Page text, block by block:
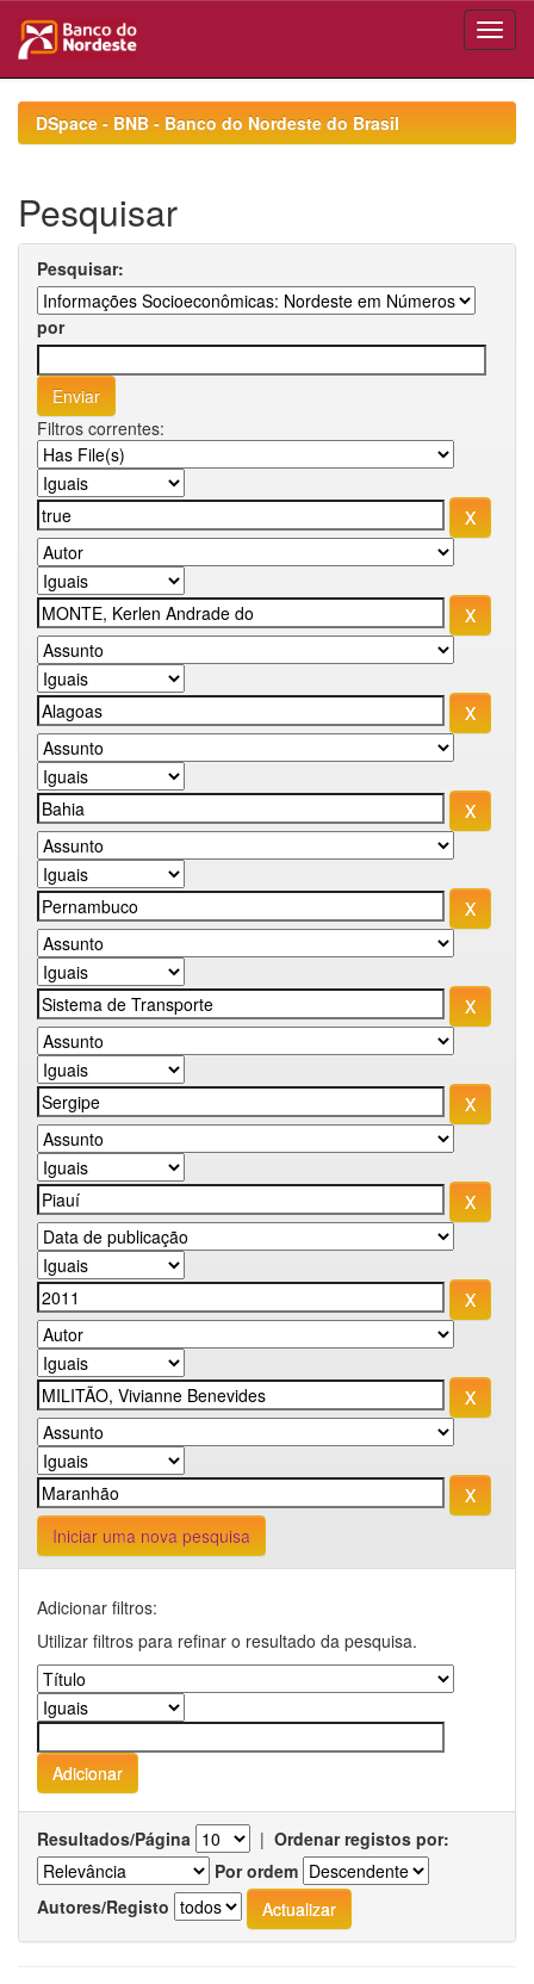
navigationDSpace - BNB - Banco do Nordeste do Brasil
Pesquisar
Pesquisar:
por
Filtros correntes:
Iniciar uma nova pesquisa
Adicionar filtros:
Utilizar filtros para refinar o resultado da pesquisa.
Resultados/Página | Ordenar registos por:
Por ordem
Autores/Registo